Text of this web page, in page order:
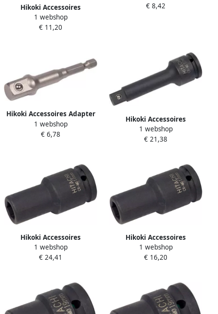
Hikoki Accessoires
Krachtdop Sw 17Mm 3 4"
Vierk. 51L 751901
1 webshop
€ 11,20
751866
€ 8,42
Hikoki Accessoires Adapter
1 4" Zeskant -> 1 4" Vierkant
Met Kogel 65L 751971
1 webshop
€ 6,78
Hikoki Accessoires
Torsiestaaf 150Mm 3 4"
Vierkant 751943
1 webshop
€ 21,38
Hikoki Accessoires
Krachtdop Sw 32Mm
Aansl.:3 4" L=90 751958
1 webshop
€ 24,41
Hikoki Accessoires
Krachtdop Sw 27Mm
Aansl.:3 4" L=90 751956
1 webshop
€ 16,20